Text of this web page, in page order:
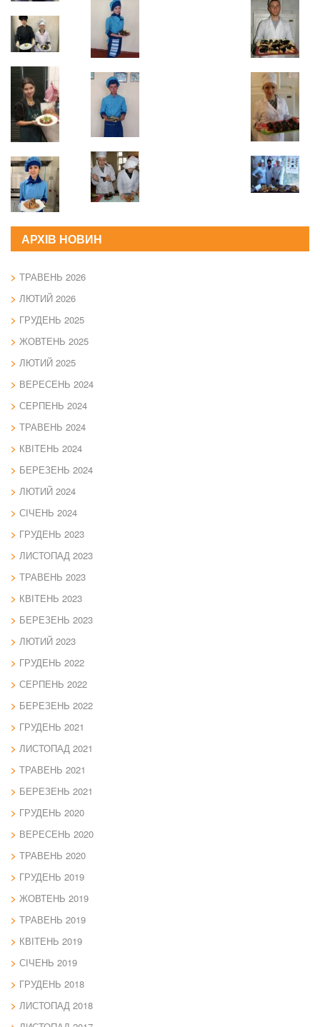
АРХІВ НОВИН
ТРАВЕНЬ 2026
ЛЮТИЙ 2026
ГРУДЕНЬ 2025
ЖОВТЕНЬ 2025
ЛЮТИЙ 2025
ВЕРЕСЕНЬ 2024
СЕРПЕНЬ 2024
ТРАВЕНЬ 2024
КВІТЕНЬ 2024
БЕРЕЗЕНЬ 2024
ЛЮТИЙ 2024
СІЧЕНЬ 2024
ГРУДЕНЬ 2023
ЛИСТОПАД 2023
ТРАВЕНЬ 2023
КВІТЕНЬ 2023
БЕРЕЗЕНЬ 2023
ЛЮТИЙ 2023
ГРУДЕНЬ 2022
СЕРПЕНЬ 2022
БЕРЕЗЕНЬ 2022
ГРУДЕНЬ 2021
ЛИСТОПАД 2021
ТРАВЕНЬ 2021
БЕРЕЗЕНЬ 2021
ГРУДЕНЬ 2020
ВЕРЕСЕНЬ 2020
ТРАВЕНЬ 2020
ГРУДЕНЬ 2019
ЖОВТЕНЬ 2019
ТРАВЕНЬ 2019
КВІТЕНЬ 2019
СІЧЕНЬ 2019
ГРУДЕНЬ 2018
ЛИСТОПАД 2018